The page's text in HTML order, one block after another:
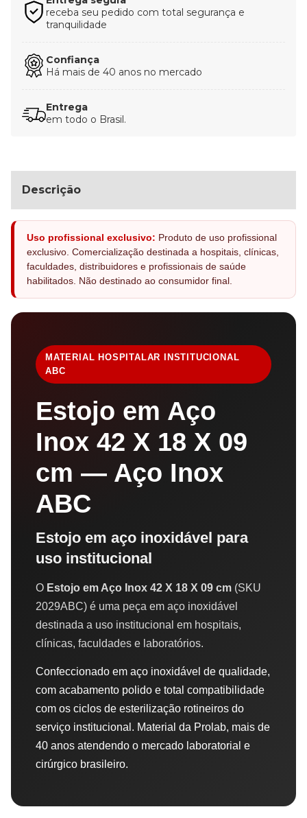
receba seu pedido com total segurança e
tranquilidade
Confiança
Há mais de 40 anos no mercado
Entrega
em todo o Brasil.
Descrição
Uso profissional exclusivo: Produto de uso profissional
exclusivo. Comercialização destinada a hospitais, clínicas,
faculdades, distribuidores e profissionais de saúde
habilitados. Não destinado ao consumidor final.
MATERIAL HOSPITALAR INSTITUCIONAL
ABC
Estojo em Aço
Inox 42 X 18 X 09
cm — Aço Inox
ABC
Estojo em aço inoxidável para
uso institucional
O Estojo em Aço Inox 42 X 18 X 09 cm (SKU
2029ABC) é uma peça em aço inoxidável
destinada a uso institucional em hospitais,
clínicas, faculdades e laboratórios.
Confeccionado em aço inoxidável de qualidade,
com acabamento polido e total compatibilidade
com os ciclos de esterilização rotineiros do
serviço institucional. Material da Prolab, mais de
40 anos atendendo o mercado laboratorial e
cirúrgico brasileiro.